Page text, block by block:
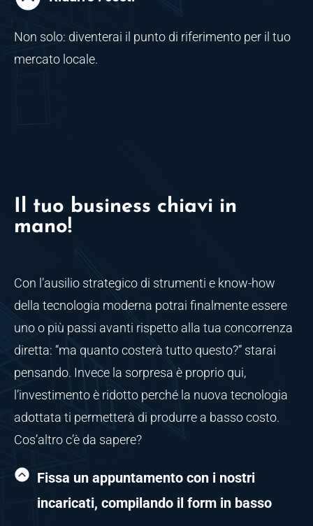
Non solo: diventerai il punto di riferimento per il tuo
mercato locale.
Il tuo business chiavi in
mano!
Con l’ausilio strategico di strumenti e know-how
della tecnologia moderna potrai finalmente essere
uno o più passi avanti rispetto alla tua concorrenza
diretta: “ma quanto costerà tutto questo?” starai
pensando. Invece la sorpresa è proprio qui,
l’investimento è ridotto perché la nuova tecnologia
adottata ti permetterà di produrre a basso costo.
Cos’altro c’è da sapere?
Fissa un appuntamento con i nostri
incaricati, compilando il form in basso